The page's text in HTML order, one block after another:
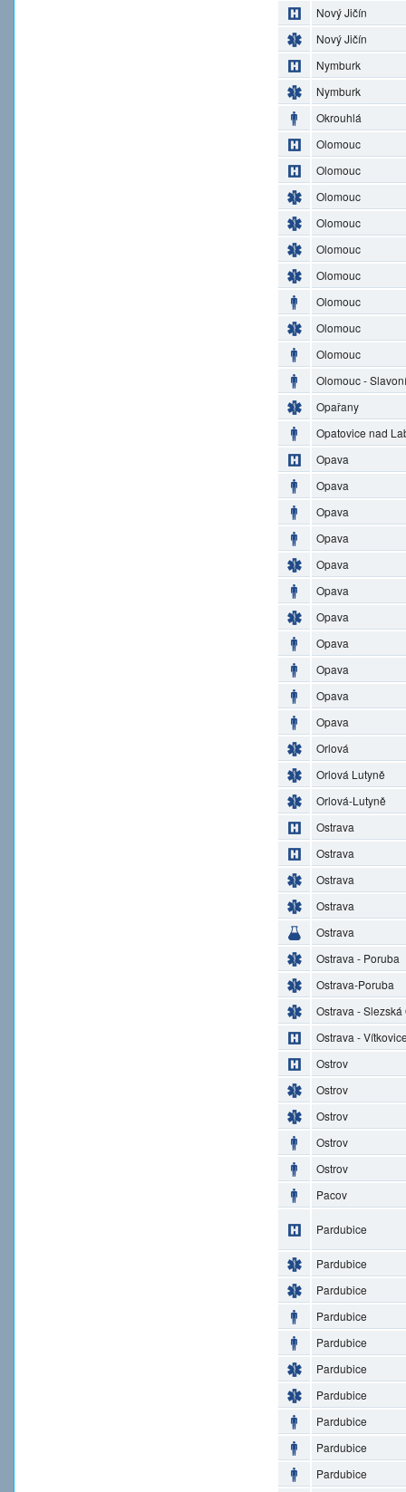
Nový Jičín
Nový Jičín
Nymburk
Nymburk
Okrouhlá
Olomouc
Olomouc
Olomouc
Olomouc
Olomouc
Olomouc
Olomouc
Olomouc
Olomouc
Olomouc -
Opařany
Opatovice nad
Opava
Opava
Opava
Opava
Opava
Opava
Opava
Opava
Opava
Opava
Opava
Orlová
Orlová Lutyně
Orlová-Lutyně
Ostrava
Ostrava
Ostrava
Ostrava
Ostrava
Ostrava - Poruba
Ostrava-Poruba
Ostrava - Slezská
Ostrava -
Ostrov
Ostrov
Ostrov
Ostrov
Ostrov
Pacov
Pardubice
Pardubice
Pardubice
Pardubice
Pardubice
Pardubice
Pardubice
Pardubice
Pardubice
Pardubice